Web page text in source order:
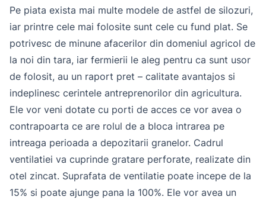
Pe piata exista mai multe modele de astfel de silozuri,
iar printre cele mai folosite sunt cele cu fund plat. Se
potrivesc de minune afacerilor din domeniul agricol de
la noi din tara, iar fermierii le aleg pentru ca sunt usor
de folosit, au un raport pret – calitate avantajos si
indeplinesc cerintele antreprenorilor din agricultura.
Ele vor veni dotate cu porti de acces ce vor avea o
contrapoarta ce are rolul de a bloca intrarea pe
intreaga perioada a depozitarii granelor. Cadrul
ventilatiei va cuprinde gratare perforate, realizate din
otel zincat. Suprafata de ventilatie poate incepe de la
15% si poate ajunge pana la 100%. Ele vor avea un